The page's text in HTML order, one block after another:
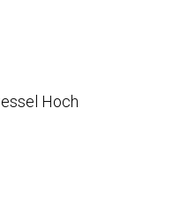
Hoch